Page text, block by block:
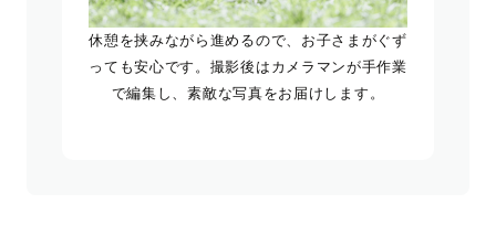
休憩を挟みながら進めるので、お子さまがぐず
っても安心です。撮影後はカメラマンが手作業
で編集し、素敵な写真をお届けします。